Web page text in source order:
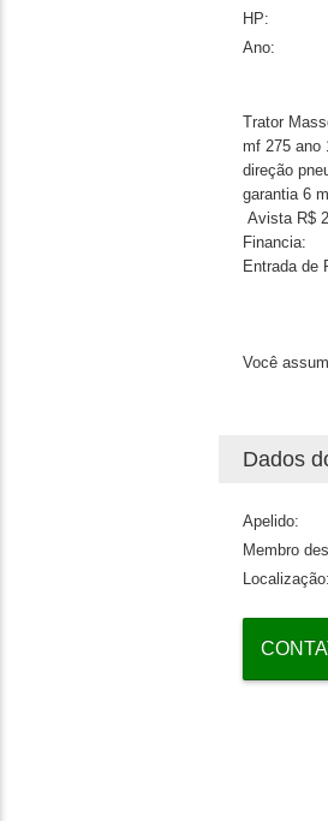
HP:
Ano:
Trator
mf 275 ano
direção
garantia 6
Avista R$
Financia:
Entrada de
Você
Dados
Apelido:
Membro
Localização: